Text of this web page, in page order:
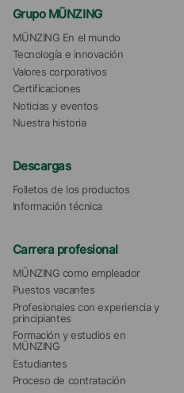
Grupo MÜNZING
MÜNZING En el mundo
Tecnología e innovación
Valores corporativos
Certificaciones
Noticias y eventos
Nuestra historia
Descargas
Folletos de los productos
Información técnica
Carrera profesional
MÜNZING como empleador
Puestos vacantes
Profesionales con experiencia y
principiantes
Formación y estudios en
MÜNZING
Estudiantes
Proceso de contratación